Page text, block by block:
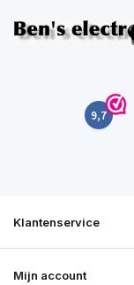
9,7
Klantenservice
Mijn account